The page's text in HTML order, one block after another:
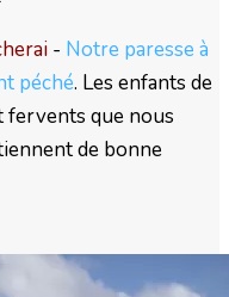
- Notre paresse à
péché. Les enfants de
fervents que nous
de bonne